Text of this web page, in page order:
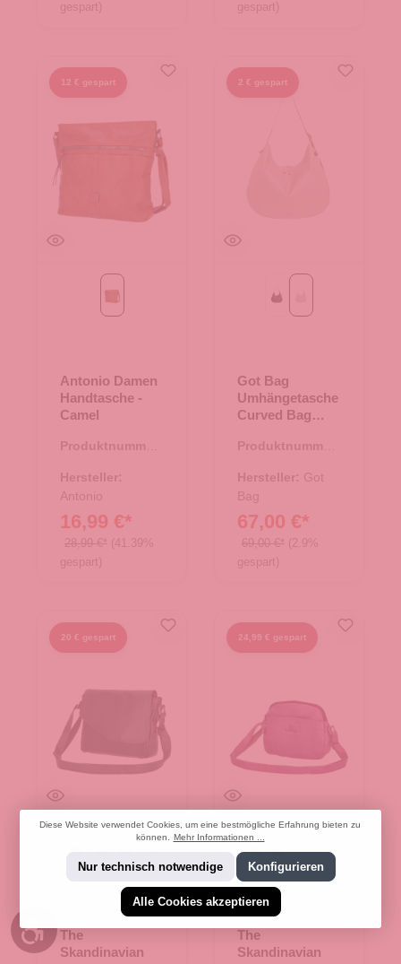
gespart)
gespart)
12 € gespart
Camel
Antonio Damen
Handtasche -
Camel
Produktnummer:
Hersteller:
Antonio
16,99 €*
28,99 €* (41.39%
gespart)
2 € gespart
monochrome black
Got Bag
Umhängetasche
Curved Bag
soft shell
Produktnummer:
Hersteller: Got
Bag
67,00 €*
69,00 €* (2.9%
gespart)
20 € gespart
The
Skandinavian
24,99 € gespart
Purple
+2
The
Skandinavian
Diese Website verwendet Cookies, um eine bestmögliche Erfahrung bieten zu
können. Mehr Informationen ...
Nur technisch notwendige Konfigurieren
Alle Cookies akzeptieren